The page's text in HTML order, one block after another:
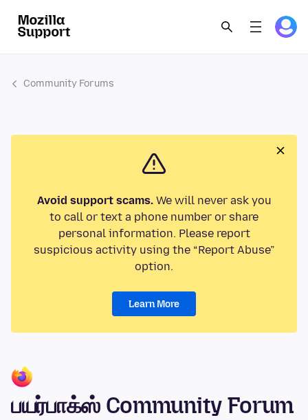
Community Forums
Avoid support scams.We will never ask you
to call or text a phone number or share
personal information. Please report
suspicious activity using the “Report Abuse”
option.
Learn More
பயர்பாக்ஸ் Community Forum